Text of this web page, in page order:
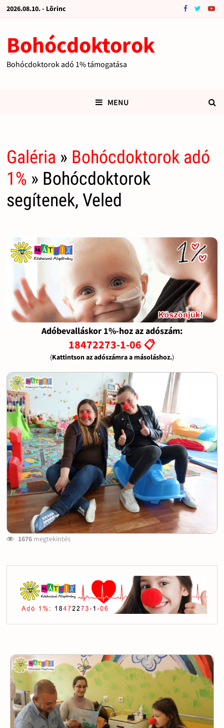
2026.08.10. - Lõrinc
Bohócdoktorok
Bohócdoktorok adó 1% támogatása
MENU
Galéria » Bohócdoktorok adó
1% » Bohócdoktorok
segítenek, Veled
Adóbevalláskor 1%-hoz az adószám:
18472273-1-06 📋
(Kattintson az adószámra a másoláshoz.)
1676megtekintés